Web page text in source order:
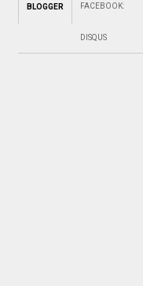
BLOGGER FACEBOOK:
DISQUS